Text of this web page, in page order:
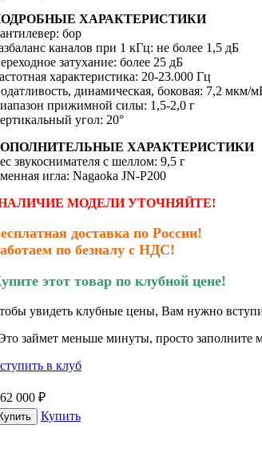
ХАРАКТЕРИСТИКИ
бор
каналов при 1 кГц: не более 1,5 дБ
затухание: более 25 дБ
характеристика: 20-23.000 Гц
динамическая, боковая: 7,2 мкм/
прижимной силы: 1,5-2,0 г
угол: 20°
ХАРАКТЕРИСТИКИ
звукоснимателя с шеллом: 9,5 г
игла: Nagaoka JN-P200
МОДЕЛИ УТОЧНЯЙТЕ!
доставка по России!
по безналу с НДС!
этот товар по клубной цене!
увидеть клубные цены, Вам нужно
займет меньше минуты, просто заполните
в клуб
62 000 ₽
Купить